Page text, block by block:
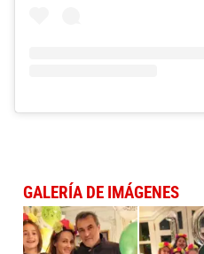
GALERÍA DE IMÁGENES